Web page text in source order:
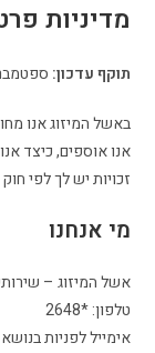
מדיניות
תוקף עדכון: ספטמבר
באשל המיזוג אנו
אנו אוספים, כיצד
זכויות יש לך לפי חוק
מי אנחנו
אשל המיזוג –
טלפון: *2648
אימייל לפניות